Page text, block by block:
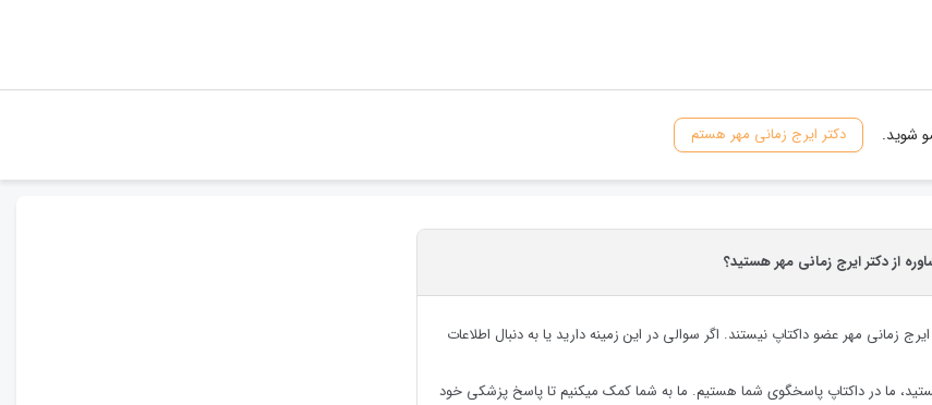
شوید. دکتر ایرج زمانی مهر هستم
از دکتر ایرج زمانی مهر هستید؟
زمانی مهرعضو داکتاپ نیستند. اگر سوالی در این زمینه دارید یا به دنبال اطلاعات
ما در داکتاپ پاسخگوی شما هستیم. ما به شما کمک میکنیم تا پاسخ پزشکی خود